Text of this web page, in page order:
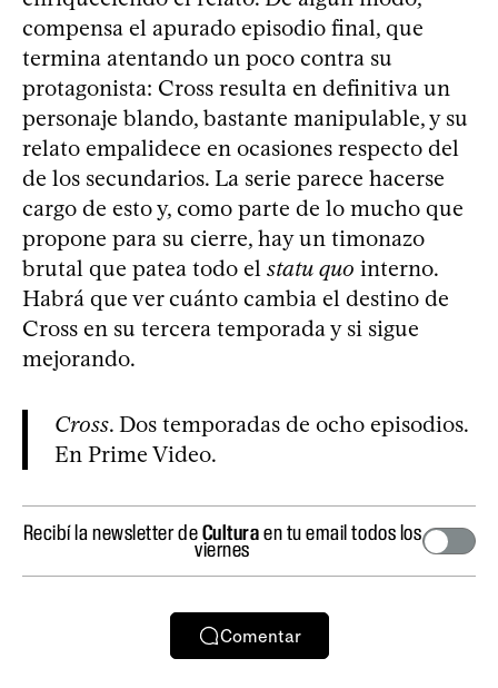
compensa el apurado episodio final, que
termina atentando un poco contra su
protagonista: Cross resulta en definitiva un
personaje blando, bastante manipulable, y su
relato empalidece en ocasiones respecto del
de los secundarios. La serie parece hacerse
cargo de esto y, como parte de lo mucho que
propone para su cierre, hay un timonazo
brutal que patea todo el statu quo interno.
Habrá que ver cuánto cambia el destino de
Cross en su tercera temporada y si sigue
mejorando.
Cross. Dos temporadas de ocho episodios.
En Prime Video.
Recibí la newsletter deCulturaen tu email todos los
viernes
Comentar